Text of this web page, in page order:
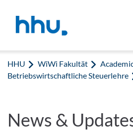
HHU WiWi Fakultät
Betriebswirtschaftliche Steuerlehre
News &